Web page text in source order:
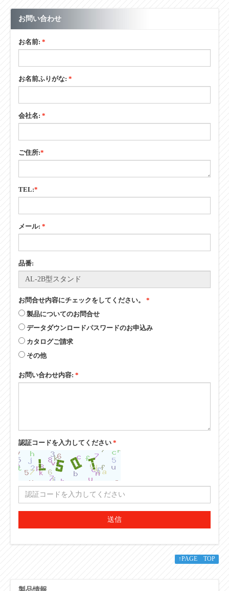
お問い合わせ
お名前: *
お名前ふりがな: *
会社名: *
ご住所:*
TEL:*
メール: *
品番:
お問合せ内容にチェックをしてください。 *
製品についてのお問合せ
データダウンロードパスワードのお申込み
カタログご請求
その他
お問い合わせ内容: *
認証コードを入力してください *
送信
↑PAGE TOP